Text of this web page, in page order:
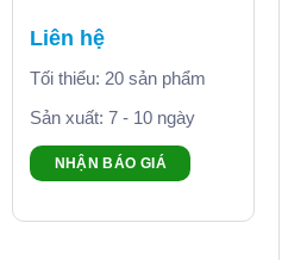
Liên hệ
Tối thiểu: 20 sản phẩm
Sản xuất: 7 - 10 ngày
NHẬN BÁO GIÁ